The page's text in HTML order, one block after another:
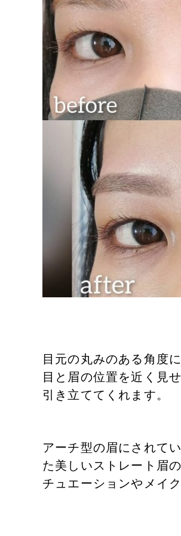
目元の丸みのある角度
目と眉の位置を近く見
引き立ててくれます。
アーチ型の眉にされて
た美しいストレート眉
チュエーションやメイ